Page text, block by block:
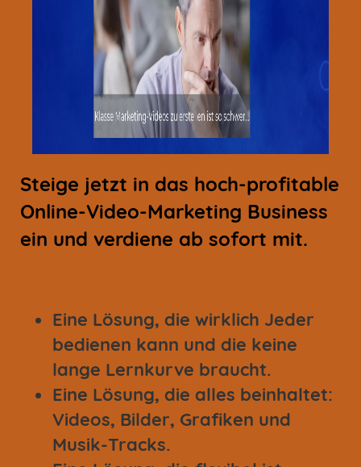
Steige jetzt in das hoch-profitable
Online-Video-Marketing Business
ein und verdiene ab sofort mit.
Eine Lösung, die wirklich Jeder
bedienen kann und die keine
lange Lernkurve braucht.
Eine Lösung, die alles beinhaltet:
Videos, Bilder, Grafiken und
Musik-Tracks.